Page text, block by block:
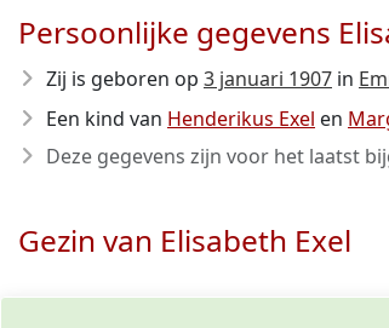
Persoonlijke gegevens
Zij is geboren op 3 januari 1907 in
Een kind van Henderikus Exel en
Deze gegevens zijn voor het laatst
Gezin van Elisabeth Exel